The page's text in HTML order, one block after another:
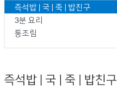
즉석밥 | 국 | 죽 | 밥친구
3분 요리
통조림
즉석밥 | 국 | 죽 | 밥친구